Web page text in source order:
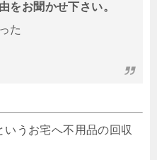
をお聞かせ下さい。
た
うお宅へ不用品の回収